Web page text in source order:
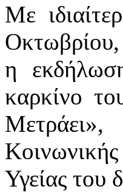
Με
η
καρκίνο
Υγείας του